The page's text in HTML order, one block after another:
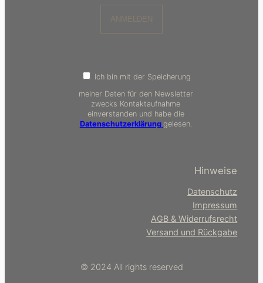
Ich bin mit der Speicherung
meiner Daten für den Newsletter
zwecks Kontaktaufnahme
einverstanden und habe die
Datenschutzerklärung gelesen.
Hinweise
Datenschutz
Impressum
AGB & Widerrufsrecht
Versand und Rückgabe
© 2024 All rights reserved